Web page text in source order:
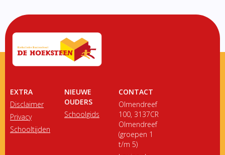
EXTRA
Disclaimer
Privacy
Schooltijden
NIEUWE
OUDERS
Schoolgids
CONTACT
Olmendreef
100, 3137CR
Olmendreef
(groepen 1
t/m 5)